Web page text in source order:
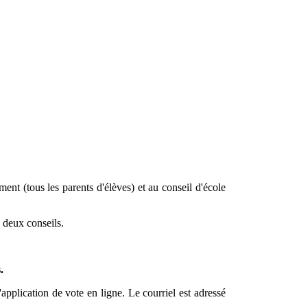
(tous les parents d'élèves) et au conseil d'école
conseils.
de vote en ligne. Le courriel est adressé